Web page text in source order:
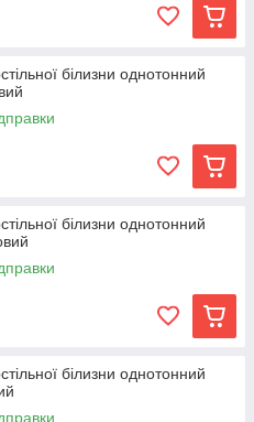
білизни однотонний
білизни однотонний
білизни однотонний